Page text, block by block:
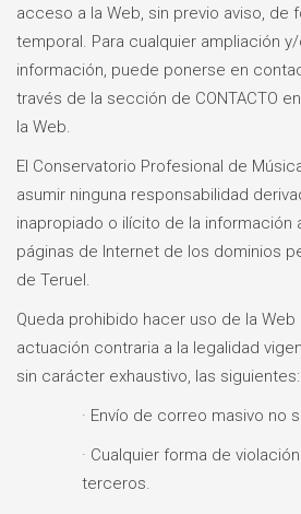
acceso a la Web, sin previo aviso, de
temporal. Para cualquier ampliación
información, puede ponerse en
través de la sección de CONTACTO
la Web.
El Conservatorio Profesional de
asumir ninguna responsabilidad
inapropiado o ilícito de la información
páginas de Internet de los dominios
de Teruel.
Queda prohibido hacer uso de la
actuación contraria a la legalidad
sin carácter exhaustivo, las siguientes:
· Envío de correo masivo no
· Cualquier forma de
terceros.